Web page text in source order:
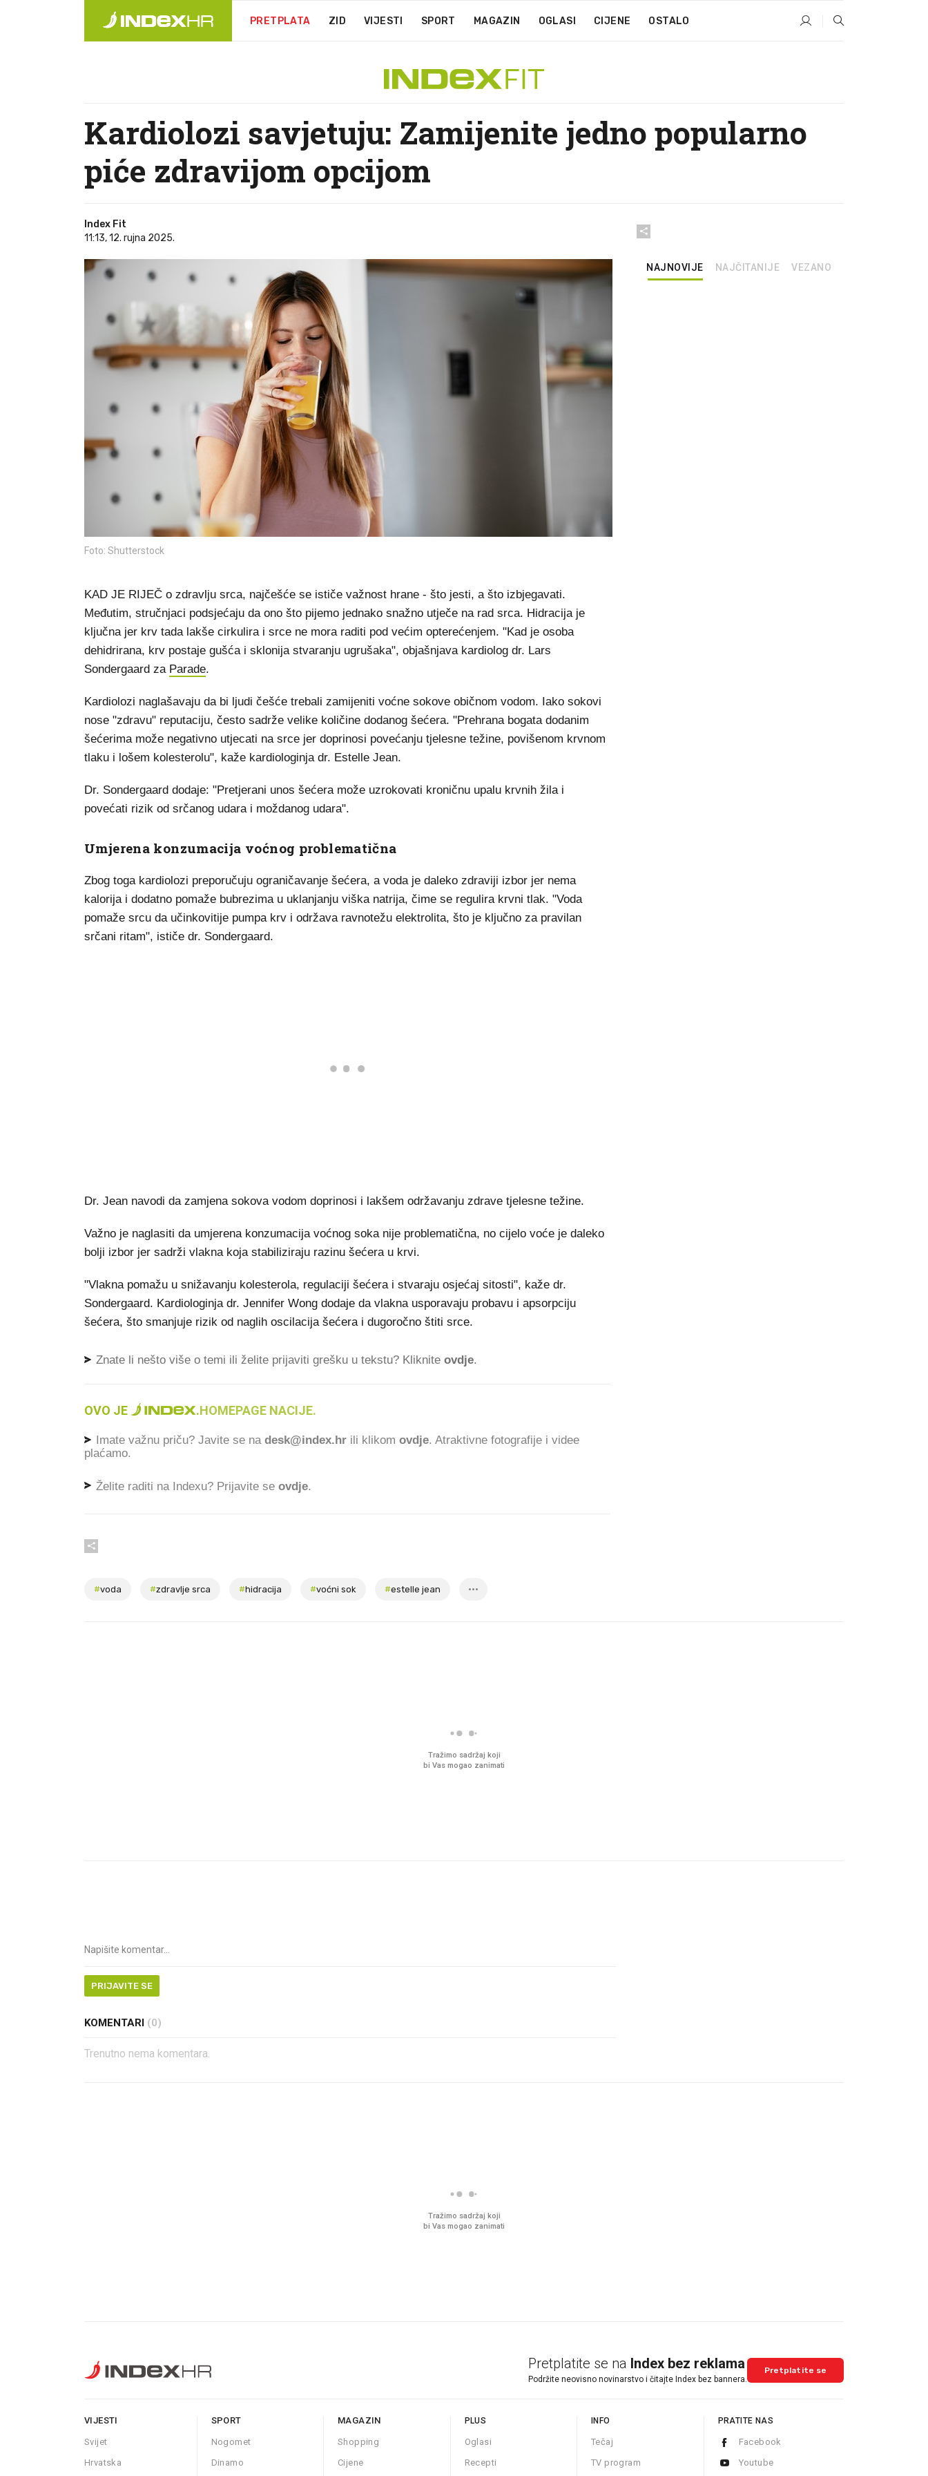
PRETPLATA ZID VIJESTI SPORT MAGAZIN OGLASI CIJENE OSTALO
Kardiolozi savjetuju: Zamijenite jedno popularno
piće zdravijom opcijom
Index Fit
11:13, 12. rujna 2025.
Foto: Shutterstock
KAD JE RIJEČ o zdravlju srca, najčešće se ističe važnost hrane - što jesti, a što izbjegavati.
Međutim, stručnjaci podsjećaju da ono što pijemo jednako snažno utječe na rad srca. Hidracija je
ključna jer krv tada lakše cirkulira i srce ne mora raditi pod većim opterećenjem. "Kad je osoba
dehidrirana, krv postaje gušća i sklonija stvaranju ugrušaka", objašnjava kardiolog dr. Lars
Sondergaard za Parade.
Kardiolozi naglašavaju da bi ljudi češće trebali zamijeniti voćne sokove običnom vodom. Iako sokovi
nose "zdravu" reputaciju, često sadrže velike količine dodanog šećera. "Prehrana bogata dodanim
šećerima može negativno utjecati na srce jer doprinosi povećanju tjelesne težine, povišenom krvnom
tlaku i lošem kolesterolu", kaže kardiologinja dr. Estelle Jean.
Dr. Sondergaard dodaje: "Pretjerani unos šećera može uzrokovati kroničnu upalu krvnih žila i
povećati rizik od srčanog udara i moždanog udara".
Umjerena konzumacija voćnog problematična
Zbog toga kardiolozi preporučuju ograničavanje šećera, a voda je daleko zdraviji izbor jer nema
kalorija i dodatno pomaže bubrezima u uklanjanju viška natrija, čime se regulira krvni tlak. "Voda
pomaže srcu da učinkovitije pumpa krv i održava ravnotežu elektrolita, što je ključno za pravilan
srčani ritam", ističe dr. Sondergaard.
Dr. Jean navodi da zamjena sokova vodom doprinosi i lakšem održavanju zdrave tjelesne težine.
Važno je naglasiti da umjerena konzumacija voćnog soka nije problematična, no cijelo voće je daleko
bolji izbor jer sadrži vlakna koja stabiliziraju razinu šećera u krvi.
"Vlakna pomažu u snižavanju kolesterola, regulaciji šećera i stvaraju osjećaj sitosti", kaže dr.
Sondergaard. Kardiologinja dr. Jennifer Wong dodaje da vlakna usporavaju probavu i apsorpciju
šećera, što smanjuje rizik od naglih oscilacija šećera i dugoročno štiti srce.
Znate li nešto više o temi ili želite prijaviti grešku u tekstu? Kliknite ovdje.
OVO JE .HOMEPAGE NACIJE.
Imate važnu priču? Javite se na desk@index.hr ili klikom ovdje. Atraktivne fotografije i videe
plaćamo.
Želite raditi na Indexu? Prijavite se ovdje.
#voda #zdravlje srca #hidracija #voćni sok #estelle jean
NAJNOVIJE NAJČITANIJE VEZANO
Tražimo sadržaj koji
bi Vas mogao zanimati
PRIJAVITE SE
KOMENTARI (0)
Trenutno nema komentara.
Tražimo sadržaj koji
bi Vas mogao zanimati
Pretplatite se na Index bez reklama
Podržite neovisno novinarstvo i čitajte Index bez bannera.
Pretplatite se
VIJESTI
Svijet
Hrvatska
SPORT
Nogomet
Dinamo
MAGAZIN
Shopping
Cijene
PLUS
Oglasi
Recepti
INFO
Tečaj
TV program
PRATITE NAS
Facebook
Youtube